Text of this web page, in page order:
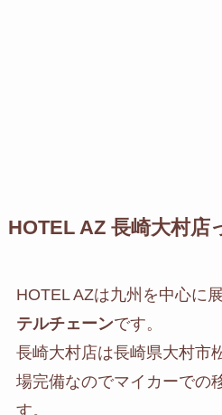
HOTEL AZ 長崎大村店
HOTEL AZは九州を中心に
テルチェーンです。
長崎大村店は長崎県大村市
場完備なのでマイカーでの
す。